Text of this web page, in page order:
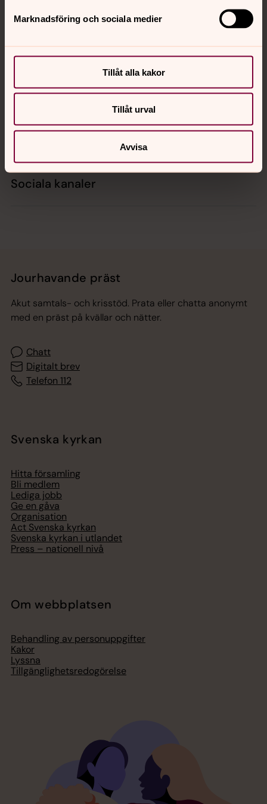
Marknadsföring och sociala medier
Tillåt alla kakor
Tillåt urval
Avvisa
Kontakt
Kalender
Sociala kanaler
Jourhavande präst
Akut samtals- och krisstöd. Prata eller chatta anonymt
med en präst på kvällar och nätter.
Chatt
Digitalt brev
Telefon 112
Svenska kyrkan
Hitta församling
Bli medlem
Lediga jobb
Ge en gåva
Organisation
Act Svenska kyrkan
Svenska kyrkan i utlandet
Press – nationell nivå
Om webbplatsen
Behandling av personuppgifter
Kakor
Lyssna
Tillgänglighetsredogörelse